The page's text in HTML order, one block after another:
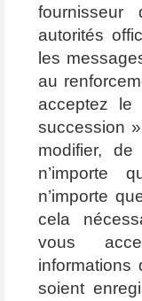
autorités
les
au
acceptez le
succession
modifier,
n’importe
n’importe
cela
vous
informations
soient